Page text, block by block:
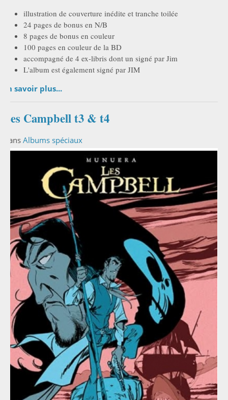
illustration de couverture inédite et tranche toilée
24 pages de bonus en N/B
8 pages de bonus en couleur
100 pages en couleur de la BD
accompagné de 4 ex-libris dont un signé par Jim
L'album est également signé par JIM
En savoir plus...
Les Campbell t3 & t4
Dans Albums spéciaux